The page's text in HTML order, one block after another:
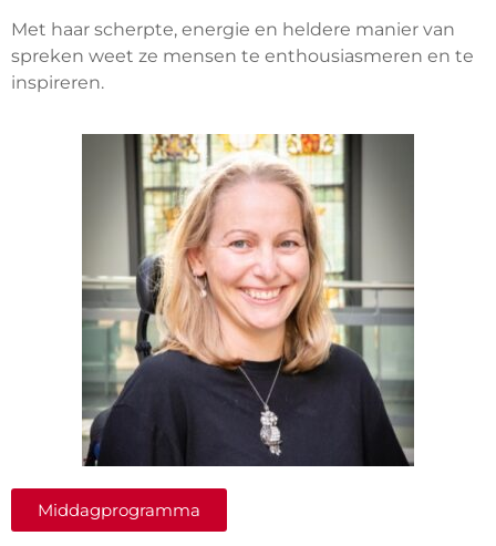
Met haar scherpte, energie en heldere manier van
spreken weet ze mensen te enthousiasmeren en te
inspireren.
Middagprogramma